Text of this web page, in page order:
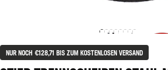
NUR NOCH €128,71 BIS ZUM KOSTENLOSEN VERSAND